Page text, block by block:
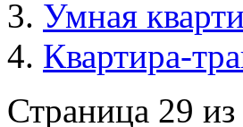
Умная
Квартира-
Страница 29 из